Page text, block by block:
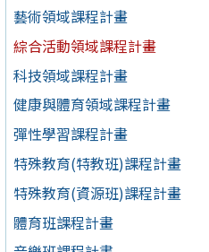
藝術領域課程計畫
綜合活動領域課程計畫
科技領域課程計畫
健康與體育領域課程計畫
彈性學習課程計畫
特殊教育(特教班)課程計畫
特殊教育(資源班)課程計畫
體育班課程計畫